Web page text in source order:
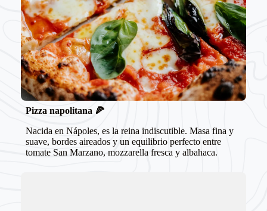
Pizza napolitana 🍕
Nacida en Nápoles, es la reina indiscutible. Masa fina y
suave, bordes aireados y un equilibrio perfecto entre
tomate San Marzano, mozzarella fresca y albahaca.